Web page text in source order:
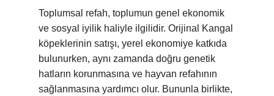
Toplumsal refah, toplumun genel ekonomik
ve sosyal iyilik haliyle ilgilidir. Orijinal Kangal
köpeklerinin satışı, yerel ekonomiye katkıda
bulunurken, aynı zamanda doğru genetik
hatların korunmasına ve hayvan refahının
sağlanmasına yardımcı olur. Bununla birlikte,